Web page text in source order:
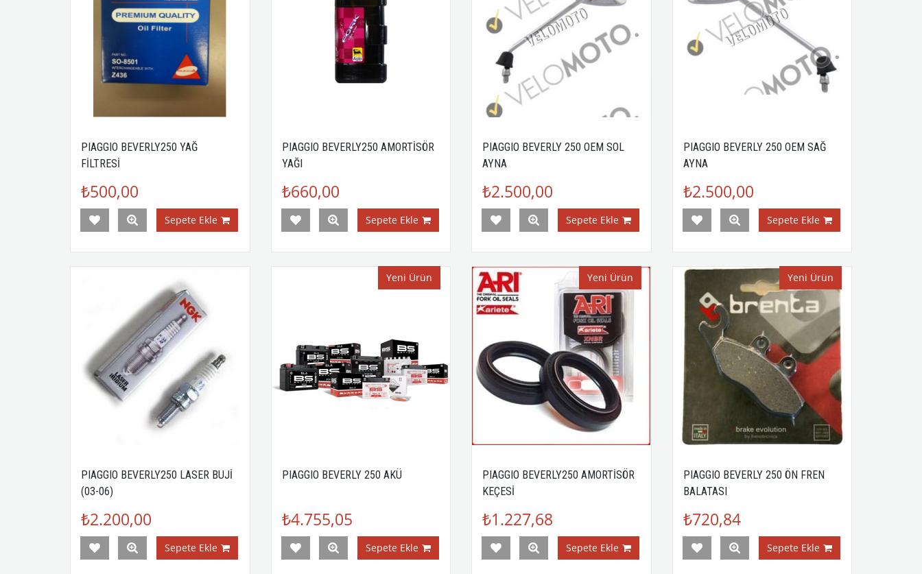
PIAGGIO BEVERLY250 YAĞ
FİLTRESİ
₺500,00
Sepete Ekle
PIAGGIO BEVERLY250 AMORTİSÖR
YAĞI
₺660,00
Sepete Ekle
PIAGGIO BEVERLY 250 OEM SOL
AYNA
₺2.500,00
Sepete Ekle
PIAGGIO BEVERLY 250 OEM SAĞ
AYNA
₺2.500,00
Sepete Ekle
PIAGGIO BEVERLY250 LASER BUJİ
(03-06)
₺2.200,00
Sepete Ekle
PIAGGIO BEVERLY 250 AKÜ
₺4.755,05
Sepete Ekle
Yeni Ürün
PIAGGIO BEVERLY250 AMORTİSÖR
KEÇESİ
₺1.227,68
Sepete Ekle
Yeni Ürün
PIAGGIO BEVERLY 250 ÖN FREN
BALATASI
₺720,84
Sepete Ekle
Yeni Ürün